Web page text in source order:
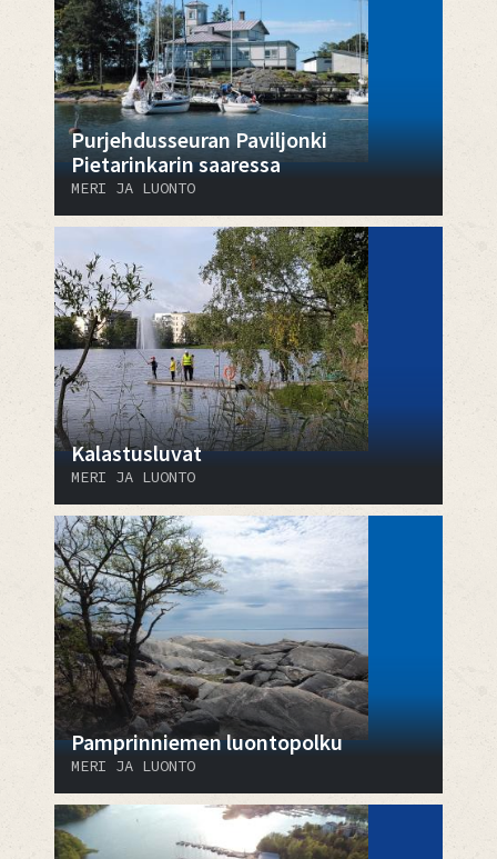
Purjehdusseuran Paviljonki
Pietarinkarin saaressa
MERI JA LUONTO
Kalastusluvat
MERI JA LUONTO
Pamprinniemen luontopolku
MERI JA LUONTO